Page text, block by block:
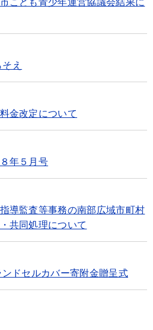
こども青少年運営協議会結果に
え
金改定について
年５月号
導監査等事務の南部広域市町村
共同処理について
ドセルカバー寄附金贈呈式